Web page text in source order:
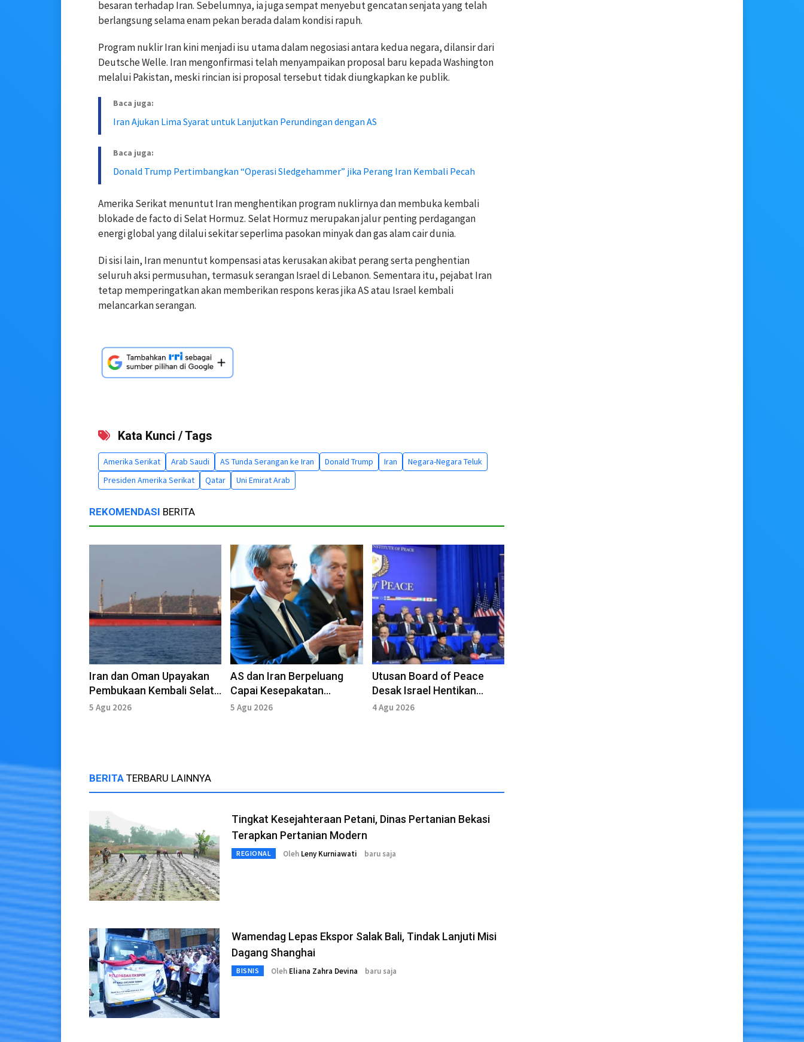
besaran terhadap Iran. Sebelumnya, ia juga sempat menyebut gencatan senjata yang telah
berlangsung selama enam pekan berada dalam kondisi rapuh.
Program nuklir Iran kini menjadi isu utama dalam negosiasi antara kedua negara, dilansir dari
Deutsche Welle. Iran mengonfirmasi telah menyampaikan proposal baru kepada Washington
melalui Pakistan, meski rincian isi proposal tersebut tidak diungkapkan ke publik.
Baca juga:
Iran Ajukan Lima Syarat untuk Lanjutkan Perundingan dengan AS
Baca juga:
Donald Trump Pertimbangkan “Operasi Sledgehammer” jika Perang Iran Kembali Pecah
Amerika Serikat menuntut Iran menghentikan program nuklirnya dan membuka kembali
blokade de facto di Selat Hormuz. Selat Hormuz merupakan jalur penting perdagangan
energi global yang dilalui sekitar seperlima pasokan minyak dan gas alam cair dunia.
Di sisi lain, Iran menuntut kompensasi atas kerusakan akibat perang serta penghentian
seluruh aksi permusuhan, termasuk serangan Israel di Lebanon. Sementara itu, pejabat Iran
tetap memperingatkan akan memberikan respons keras jika AS atau Israel kembali
melancarkan serangan.
Kata Kunci / Tags
Amerika Serikat Arab Saudi AS Tunda Serangan ke Iran Donald Trump Iran
Negara-Negara Teluk
Presiden Amerika Serikat
Qatar Uni Emirat Arab
REKOMENDASI BERITA
Iran dan Oman Upayakan
Pembukaan Kembali Selat
Hormuz
5 Agu 2026
AS dan Iran Berpeluang
Capai Kesepakatan
Pembukaan Selat Hormuz
5 Agu 2026
Utusan Board of Peace
Desak Israel Hentikan
Serangan Gaza
4 Agu 2026
BERITA TERBARU LAINNYA
Tingkat Kesejahteraan Petani, Dinas Pertanian Bekasi
Terapkan Pertanian Modern
REGIONAL Oleh Leny Kurniawati baru saja
Wamendag Lepas Ekspor Salak Bali, Tindak Lanjuti Misi
Dagang Shanghai
BISNIS Oleh Eliana Zahra Devina baru saja